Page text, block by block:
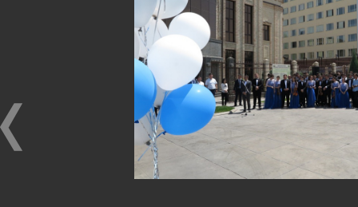
оркестру
Республики
Узбекистан!
Подарок Молодежному симфоническому оркестру